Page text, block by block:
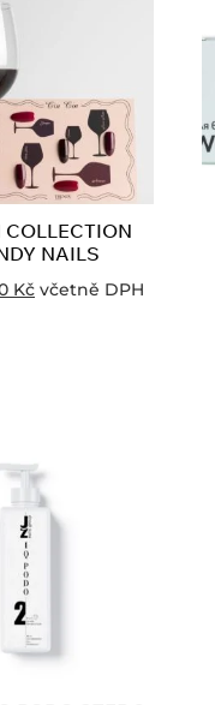
COLLECTION
NAILS
Kč včetně DPH